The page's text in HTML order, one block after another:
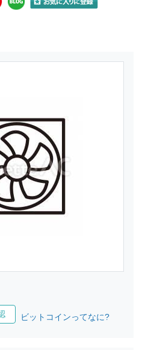
ビットコインってなに?